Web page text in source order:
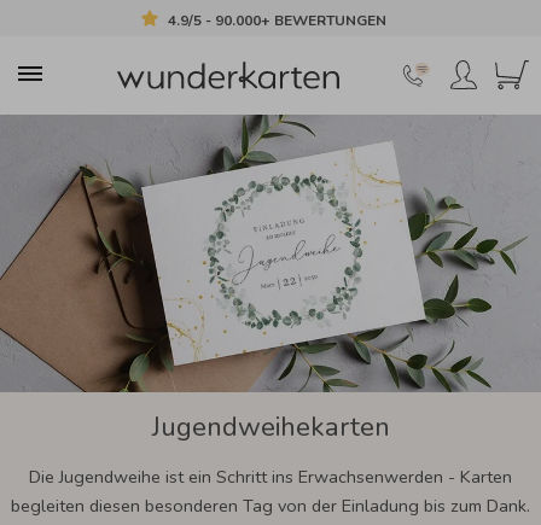
4.9/5 - 90.000+ BEWERTUNGEN
Jugendweihekarten
Die Jugendweihe ist ein Schritt ins Erwachsenwerden - Karten
begleiten diesen besonderen Tag von der Einladung bis zum Dank.